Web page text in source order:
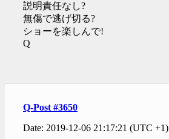
説明責任なし?
無傷で逃げ切る?
ショーを楽しんで!
Q
Q-Post #3650
Date: 2019-12-06 21:17:21 (UTC +1)